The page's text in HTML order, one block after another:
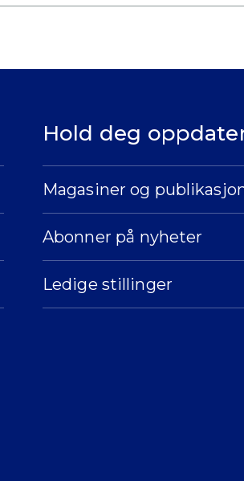
Hold deg
Magasiner og
Abonner på nyheter
Ledige stillinger